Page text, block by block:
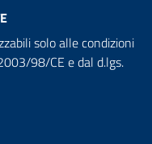
solo alle condizioni
98/CE e dal d.lgs.